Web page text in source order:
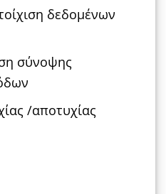
δεδομένων
σύνοψης
/αποτυχίας